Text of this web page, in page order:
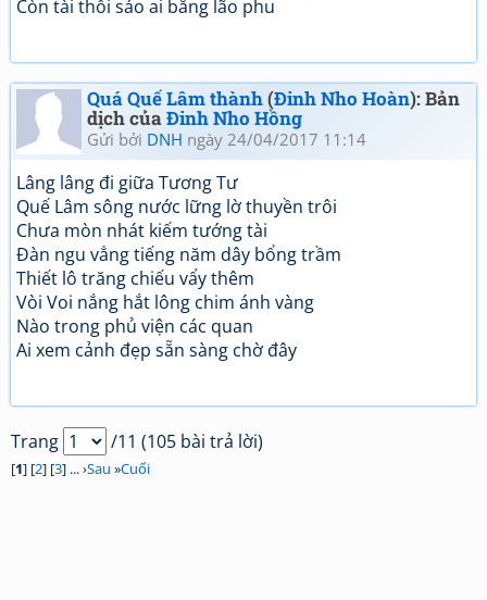
Còn tài thổi sáo ai bằng lão phu
Quá Quế Lâm thành(Đinh Nho Hoàn): Bản
dịch củaĐinh Nho Hồng
Gửi bởi DNH ngày 24/04/2017 11:14
Lâng lâng đi giữa Tương Tư
Quế Lâm sông nước lững lờ thuyền trôi
Chưa mòn nhát kiếm tướng tài
Đàn ngu vẳng tiếng năm dây bổng trầm
Thiết lô trăng chiếu vẩy thêm
Vòi Voi nắng hắt lông chim ánh vàng
Nào trong phủ viện các quan
Ai xem cảnh đẹp sẵn sàng chờ đây
Trang /11 (105 bài trả lời)
[1] [2] [3] ... ›Sau »Cuối